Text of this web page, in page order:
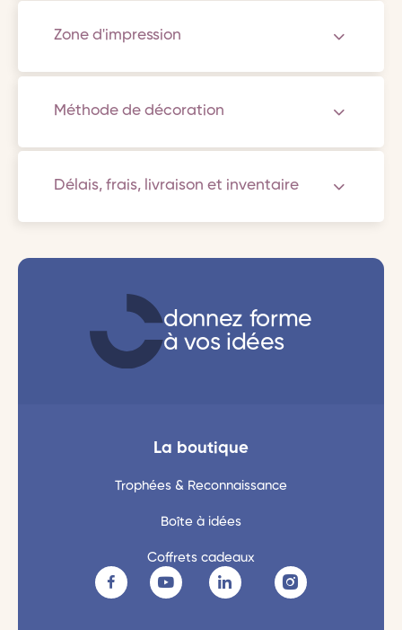
Zone d'impression
Méthode de décoration
Délais, frais, livraison et inventaire
donnez forme
à vos idées
La boutique
Trophées & Reconnaissance
Boîte à idées
Coffrets cadeaux